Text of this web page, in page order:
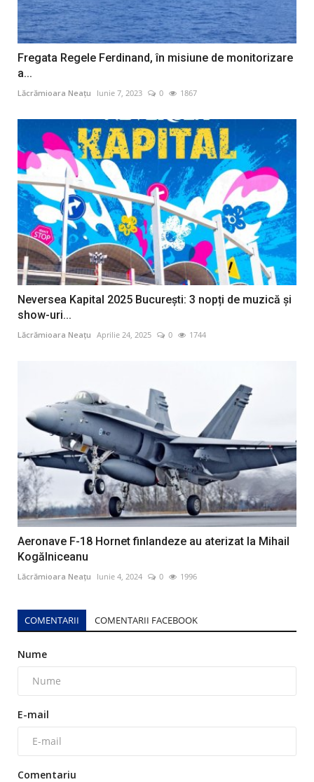
Fregata Regele Ferdinand, în misiune de monitorizare
a...
Lăcrămioara Neațu Iunie 7, 2023 0 1867
Neversea Kapital 2025 București: 3 nopți de muzică și
show-uri...
Lăcrămioara Neațu Aprilie 24, 2025 0 1744
Aeronave F-18 Hornet finlandeze au aterizat la Mihail
Kogălniceanu
Lăcrămioara Neațu Iunie 4, 2024 0 1996
COMENTARII COMENTARII FACEBOOK
Nume
E-mail
Comentariu